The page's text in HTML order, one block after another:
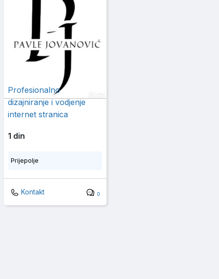
Profesionalno
dizajniranje i vodjenje
internet stranica
1 din
Prijepolje
Kontakt 0